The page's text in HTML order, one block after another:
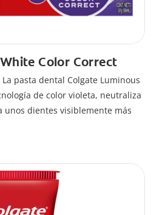
Color Correct
pasta dental Colgate Luminous
de color violeta, neutraliza
unos dientes visiblemente más